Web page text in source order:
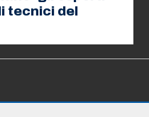
tecnici del